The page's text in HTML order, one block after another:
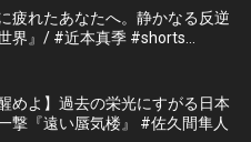
疲れたあなたへ。静かなる反逆
界』/ #近本真季 #shorts
めよ】過去の栄光にすがる日本
撃『遠い蜃気楼』 #佐久間隼人